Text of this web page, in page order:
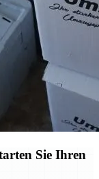
Sie Ihren